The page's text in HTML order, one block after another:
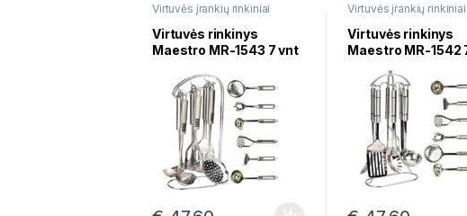
Virtuvės įrankių rinkiniai
Virtuvės rinkinys
Maestro MR-1543 7 vnt
Virtuvės įrankių rinkiniai
Virtuvės rinkinys
Maestro MR-1542